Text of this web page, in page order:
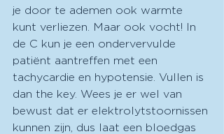
je door te ademen ook warmte
kunt verliezen. Maar ook vocht! In
de C kun je een ondervervulde
patiënt aantreffen met een
tachycardie en hypotensie. Vullen is
dan the key. Wees je er wel van
bewust dat er elektrolytstoornissen
kunnen zijn, dus laat een bloedgas